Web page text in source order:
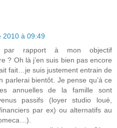
2010 à 09:49
par rapport à mon objectif
? Oh là j’en suis bien pas encore
fait…je suis justement entrain de
parlerai bientôt. Je pense qu’à ce
annuelles de la famille sont
passifs (loyer studio loué,
par ex) ou alternatifs au